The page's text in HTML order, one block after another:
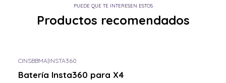
PUEDE QUE TE INTERESEN ESTOS
Productos recomendados
CINSBBMA|INSTA360
Batería Insta360 para X4